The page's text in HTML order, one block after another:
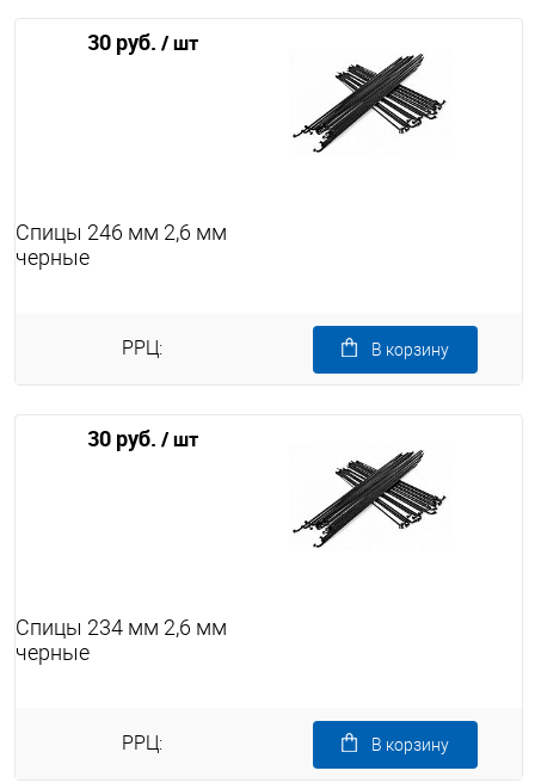
30 руб. / шт
Спицы 246 мм 2,6 мм
черные
РРЦ:
30 руб. / шт
В корзину
Спицы 234 мм 2,6 мм
черные
РРЦ: В корзину